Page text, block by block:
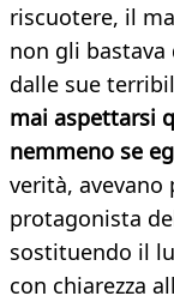
riscuotere, il
non gli
dalle sue
mai aspettarsi
nemmeno se
verità,
protagonista
sostituendo il
con chiarezza